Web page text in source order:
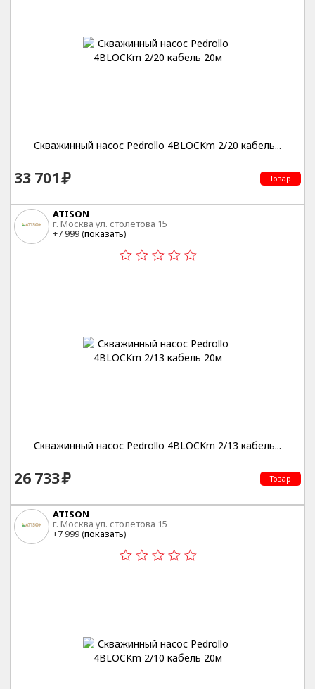
Скважинный насос Pedrollo 4BLOCKm 2/20 кабель...
33 701 Товар
ATISON
г. Москва ул. столетова 15
+7 999 (показать)
Скважинный насос Pedrollo 4BLOCKm 2/13 кабель...
26 733 Товар
ATISON
г. Москва ул. столетова 15
+7 999 (показать)